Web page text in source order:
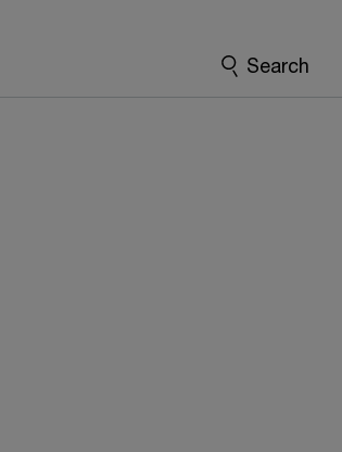
Search